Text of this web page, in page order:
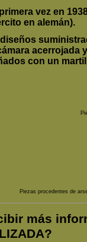
vez en
en alemán).
acerrojada
con un
Piezas procedentes de
más